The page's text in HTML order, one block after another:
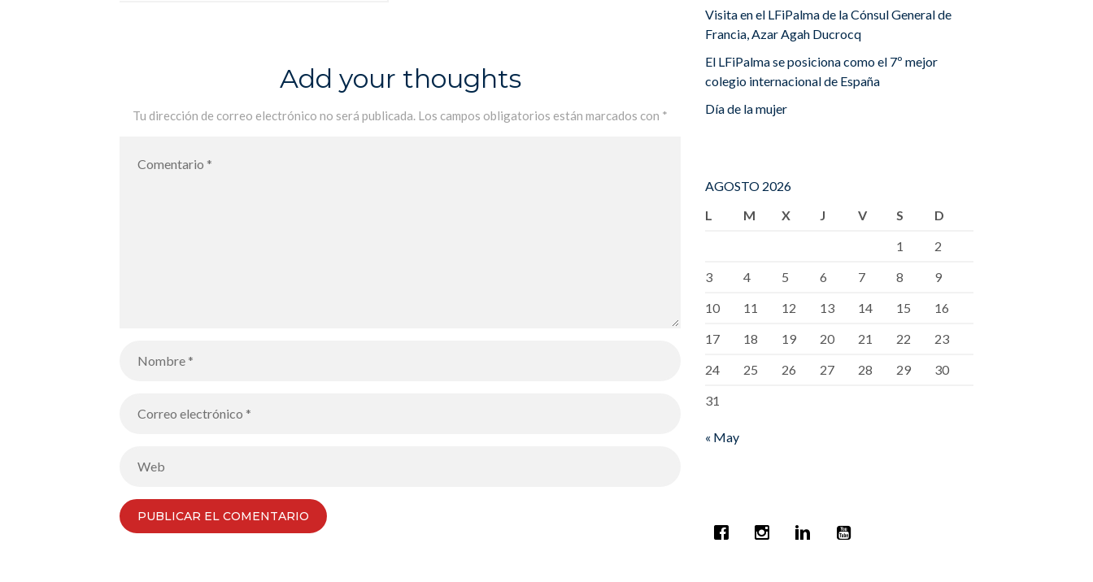
Add your thoughts
Tu dirección de correo electrónico no será publicada. Los campos obligatorios están marcados con *
Visita en el LFiPalma de la Cónsul General de
Francia, Azar Agah Ducrocq
El LFiPalma se posiciona como el 7º mejor
colegio internacional de España
Día de la mujer
AGOSTO 2026
L
M X J V S
D
1
2
3
4 5 6 7 8
9
10
11 12 13 14 15
16
17
18 19 20 21 22
23
24
25 26 27 28 29
30
31
« May